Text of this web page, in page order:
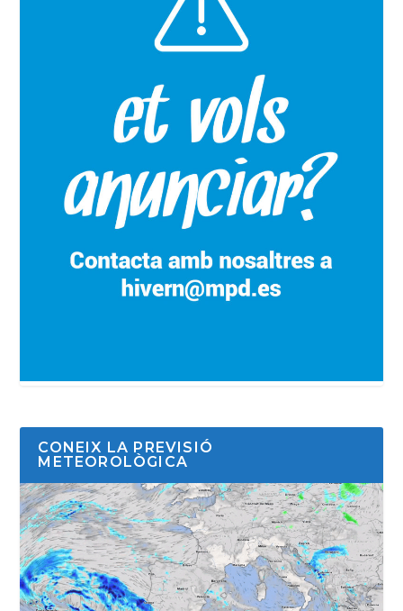
CONEIX LA PREVISIÓ
METEOROLÒGICA